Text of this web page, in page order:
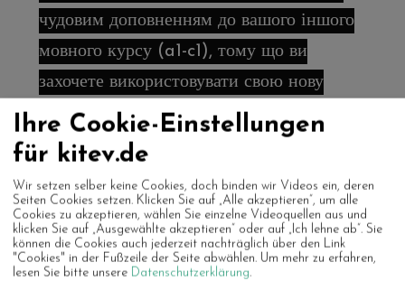
чудовим доповненням до вашого іншого
мовного курсу (a1-c1), тому що ви
захочете використовувати свою нову
німецьку мову знову і знову. Тож давайте
розмовляти, запитувати, читати,
пояснювати, обговорювати, сперечатися
та сміятися разом. Нам подобається
спілкуватися з посмішкою, а за потреби
— руками та ногами. А якщо хочете,
Ihre Cookie-Einstellungen
für kitev.de
Wir setzen selber keine Cookies, doch binden wir Videos ein, deren
Seiten Cookies setzen. Klicken Sie auf „Alle akzeptieren“, um alle
Cookies zu akzeptieren, wählen Sie einzelne Videoquellen aus und
klicken Sie auf „Ausgewählte akzeptieren“ oder auf „Ich lehne ab“. Sie
können die Cookies auch jederzeit nachträglich über den Link
"Cookies" in der Fußzeile der Seite abwählen. Um mehr zu erfahren,
lesen Sie bitte unsere Datenschutzerklärung.